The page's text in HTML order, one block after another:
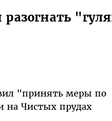
"принять меры по
Чистых прудах